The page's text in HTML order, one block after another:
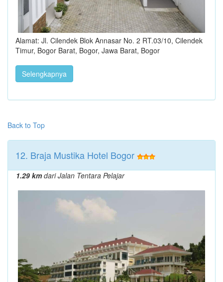
Alamat: Jl. Cilendek Blok Annasar No. 2 RT.03/10, Cilendek
Timur, Bogor Barat, Bogor, Jawa Barat, Bogor
Selengkapnya
Back to Top
12. Braja Mustika Hotel Bogor
1.29 kmdari Jalan Tentara Pelajar